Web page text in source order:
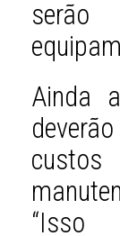
Ainda
“Isso